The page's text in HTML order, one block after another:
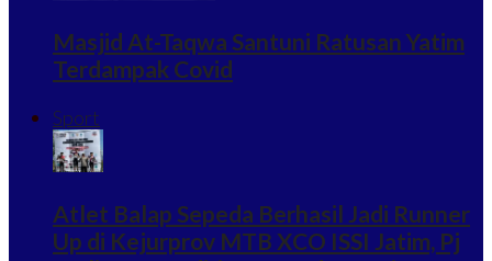
Masjid At-Taqwa Santuni Ratusan Yatim
Terdampak Covid
Sport
Atlet Balap Sepeda Berhasil Jadi Runner
Up di Kejurprov MTB XCO ISSI Jatim, Pj